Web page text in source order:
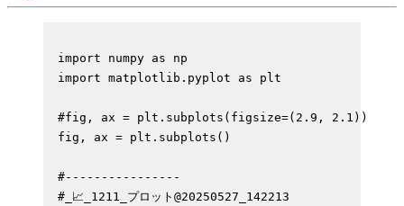
import numpy as np
import matplotlib.pyplot as plt
#fig, ax = plt.subplots(figsize=(2.9, 2.1))
fig, ax = plt.subplots()
#----------------
#_📈_1211_プロット@20250527_142213